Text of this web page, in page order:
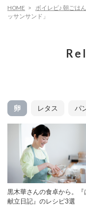
HOME ボイレピ♪ 朝ごはん
ッサンサンド」
卵 レタス パ
黒木華さんの食卓から。『
献立日記』のレシピ3選